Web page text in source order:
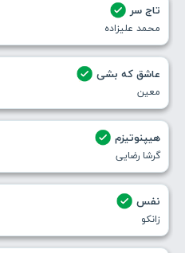
تاج سر
محمد علیزاده
عاشق که بشی
معین
هیپنوتیزم
گرشا رضایی
نفس
زانکو